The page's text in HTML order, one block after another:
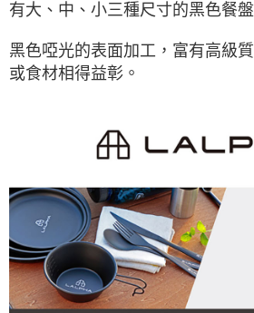
有大、中、小三種尺寸的黑色餐盤
黑色啞光的表面加工，富有高級
或食材相得益彰。